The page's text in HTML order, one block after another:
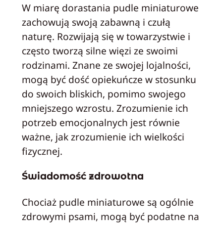
W miarę dorastania pudle miniaturowe
zachowują swoją zabawną i czułą
naturę. Rozwijają się w towarzystwie i
często tworzą silne więzi ze swoimi
rodzinami. Znane ze swojej lojalności,
mogą być dość opiekuńcze w stosunku
do swoich bliskich, pomimo swojego
mniejszego wzrostu. Zrozumienie ich
potrzeb emocjonalnych jest równie
ważne, jak zrozumienie ich wielkości
fizycznej.
Świadomość zdrowotna
Chociaż pudle miniaturowe są ogólnie
zdrowymi psami, mogą być podatne na